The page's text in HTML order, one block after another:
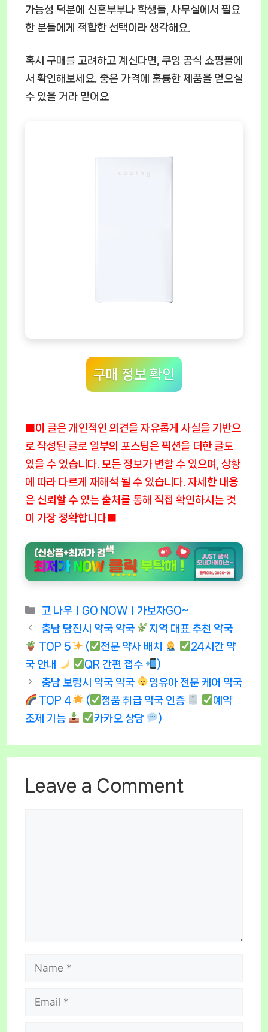
가능성 덕분에 신혼부부나 학생들, 사무실에서 필요
한 분들에게 적합한 선택이라 생각해요.
혹시 구매를 고려하고 계신다면, 쿠잉 공식 쇼핑몰에
서 확인해보세요. 좋은 가격에 훌륭한 제품을 얻으실
수 있을 거라 믿어요
구매 정보 확인
■이 글은 개인적인 의견을 자유롭게 사실을 기반으
로 작성된 글로 일부의 포스팅은 픽션을 더한 글도
있을 수 있습니다. 모든 정보가 변할 수 있으며, 상황
에 따라 다르게 재해석 될 수 있습니다. 자세한 내용
은 신뢰할 수 있는 출처를 통해 직접 확인하시는 것
이 가장 정확합니다■
Categories
고 나우ㅣGO NOWㅣ가보자GO~
충남 당진시 약국 약국
지역 대표 추천 약국
TOP 5
( 전문 약사 배치
24시간 약
국 안내
QR 간편 접수
)
충남 보령시 약국 약국
영유아 전문 케어 약국
TOP 4
( 정품 취급 약국 인증
예약
조제 기능
카카오 상담 )
Leave a Comment
Name
Email